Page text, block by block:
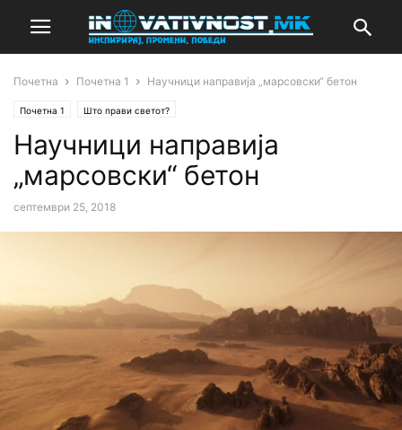
Почетна Почетна 1 Научници направија „марсовски“ бетон
Почетна 1 Што прави светот?
Научници направија
„марсовски“ бетон
септември 25, 2018